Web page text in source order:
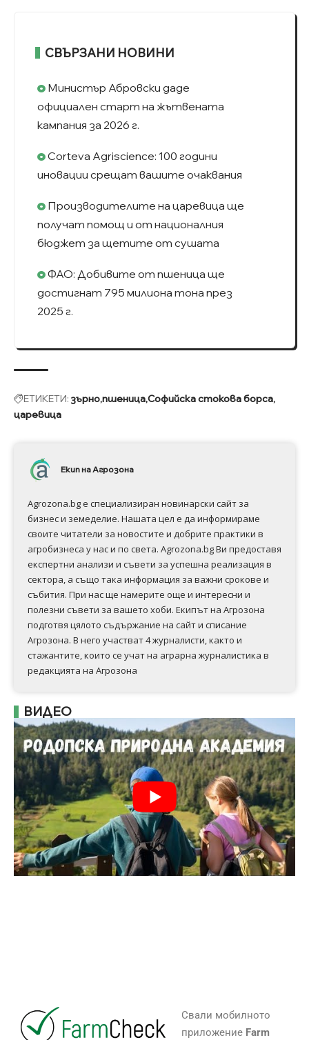
СВЪРЗАНИ НОВИНИ
Министър Абровски даде
официален старт на жътвената
кампания за 2026 г.
Corteva Agriscience: 100 години
иновации срещат вашите очаквания
Производителите на царевица ще
получат помощ и от националния
бюджет за щетите от сушата
ФАО: Добивите от пшеница ще
достигнат 795 милиона тона през
2025 г.
ЕТИКЕТИ: зърнопшеницаСофийска стокова борса
царевица
Екип на Агрозона
Agrozona.bg e специализиран новинарски сайт за
бизнес и земеделие. Нашата цел е да информираме
своите читатели за новостите и добрите практики в
агробизнеса у нас и по света. Agrozona.bg Ви предоставя
експертни анализи и съвети за успешна реализация в
сектора, а също така информация за важни срокове и
събития. При нас ще намерите още и интересни и
полезни съвети за вашето хоби. Екипът на Агрозона
подготвя цялото съдържание на сайт и списание
Агрозона. В него участват 4 журналисти, както и
стажантите, които се учат на аграрна журналистика в
редакцията на Агрозона
ВИДЕО
Свали мобилното
приложение Farm